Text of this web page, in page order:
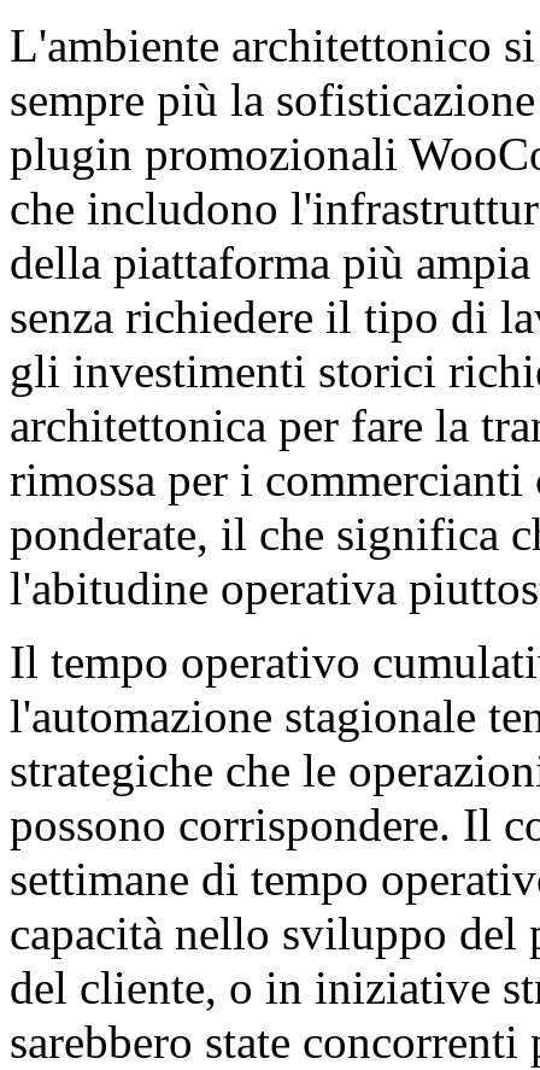
L'ambiente architettonico
sempre più la
plugin promozionali
che includono
della piattaforma più
senza richiedere il tipo di
gli investimenti storici
architettonica per fare la
rimossa per i
ponderate, il che significa
l'abitudine operativa
Il tempo operativo
l'automazione stagionale
strategiche che le
possono corrispondere. Il
settimane di tempo
capacità nello sviluppo
del cliente, o in iniziative
sarebbero state